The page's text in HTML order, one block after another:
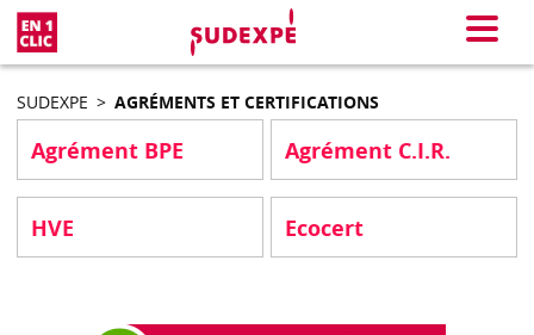
Menu
SUDEXPE > AGRÉMENTS ET CERTIFICATIONS
Agrément BPE Agrément C.I.R.
HVE Ecocert